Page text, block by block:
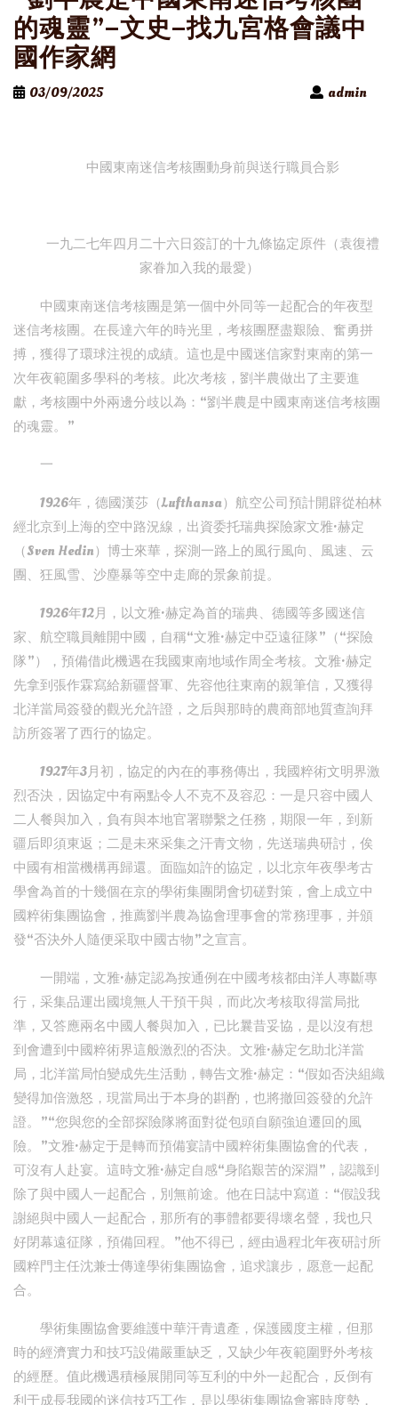
的魂靈”–文史–找九宮格會議中
國作家網
03/09/2025 admin
中國東南迷信考核團動身前與送行職員合影
一九二七年四月二十六日簽訂的十九條協定原件（袁復禮
家眷加入我的最愛）
中國東南迷信考核團是第一個中外同等一起配合的年夜型
迷信考核團。在長達六年的時光里，考核團歷盡艱險、奮勇拼
搏，獲得了環球注視的成績。這也是中國迷信家對東南的第一
次年夜範圍多學科的考核。此次考核，劉半農做出了主要進
獻，考核團中外兩邊分歧以為：“劉半農是中國東南迷信考核團
的魂靈。”
一
1926年，德國漢莎（Lufthansa）航空公司預計開辟從柏林
經北京到上海的空中路況線，出資委托瑞典探險家文雅·赫定
（Sven Hedin）博士來華，探測一路上的風行風向、風速、云
團、狂風雪、沙塵暴等空中走廊的景象前提。
1926年12月，以文雅·赫定為首的瑞典、德國等多國迷信
家、航空職員離開中國，自稱“文雅·赫定中亞遠征隊”（“探險
隊”），預備借此機遇在我國東南地域作周全考核。文雅·赫定
先拿到張作霖寫給新疆督軍、先容他往東南的親筆信，又獲得
北洋當局簽發的觀光允許證，之后與那時的農商部地質查詢拜
訪所簽署了西行的協定。
1927年3月初，協定的內在的事務傳出，我國粹術文明界激
烈否決，因協定中有兩點令人不克不及容忍：一是只容中國人
二人餐與加入，負有與本地官署聯繫之任務，期限一年，到新
疆后即須東返；二是未來采集之汗青文物，先送瑞典研討，俟
中國有相當機構再歸還。面臨如許的協定，以北京年夜學考古
學會為首的十幾個在京的學術集團閉會切磋對策，會上成立中
國粹術集團協會，推薦劉半農為協會理事會的常務理事，并頒
發“否決外人隨便采取中國古物”之宣言。
一開端，文雅·赫定認為按通例在中國考核都由洋人專斷專
行，采集品運出國境無人干預干與，而此次考核取得當局批
準，又答應兩名中國人餐與加入，已比曩昔妥協，是以沒有想
到會遭到中國粹術界這般激烈的否決。文雅·赫定乞助北洋當
局，北洋當局怕變成先生活動，轉告文雅·赫定：“假如否決組織
變得加倍激怒，現當局出于本身的斟酌，也將撤回簽發的允許
證。”“您與您的全部探險隊將面對從包頭自願強迫遷回的風
險。”文雅·赫定于是轉而預備宴請中國粹術集團協會的代表，
可沒有人赴宴。這時文雅·赫定自感“身陷艱苦的深淵”，認識到
除了與中國人一起配合，別無前途。他在日誌中寫道：“假設我
謝絕與中國人一起配合，那所有的事體都要得壞名聲，我也只
好閉幕遠征隊，預備回程。”他不得已，經由過程北年夜研討所
國粹門主任沈兼士傳達學術集團協會，追求讓步，愿意一起配
合。
學術集團協會要維護中華汗青遺產，保護國度主權，但那
時的經濟實力和技巧設備嚴重缺乏，又缺少年夜範圍野外考核
的經歷。值此機遇積極展開同等互利的中外一起配合，反倒有
利于成長我國的迷信技巧工作，是以學術集團協會審時度勢，